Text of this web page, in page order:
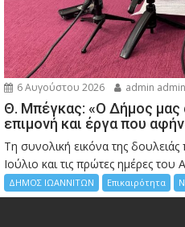
6 Αυγούστου 2026 admin admin
Θ. Μπέγκας: «Ο Δήμος μας
επιμονή και έργα που
Τη συνολική εικόνα της
Ιούλιο και τις πρώτες ημέρες
ΔΗΜΟΣ ΙΩΑΝΝΙΤΩΝ Επικαιρότητα